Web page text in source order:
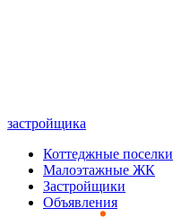
застройщика
Коттеджные поселки
Малоэтажные ЖК
Застройщики
Объявления